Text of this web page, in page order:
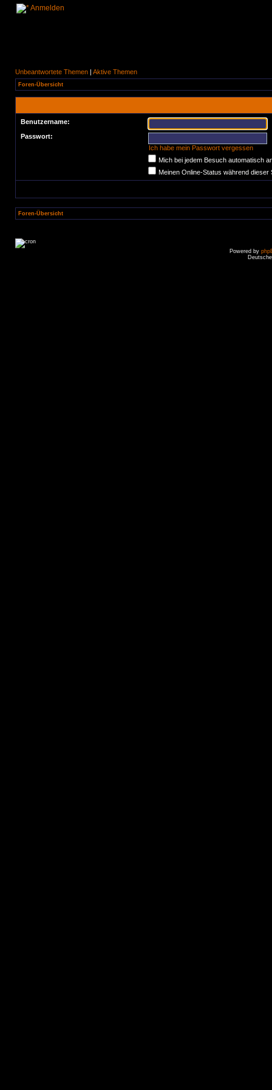
Anmelden
Unbeantwortete Themen | Aktive Themen
Foren-Übersicht
Benutzername:
Passwort:
Ich habe mein Passwort vergessen
Mich bei jedem Besuch automatisch
Meinen Online-Status während dieser
Foren-Übersicht
Powered by